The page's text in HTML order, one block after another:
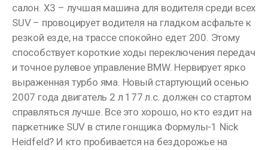
салон. X3 – лучшая машина для водителя среди всех
SUV – провоцирует водителя на гладком асфальте к
резкой езде, на трассе спокойно едет 200. Этому
способствует короткие ходы переключения передач
и точное рулевое управление BMW. Нервирует ярко
выраженная турбо яма. Новый стартующий осенью
2007 года двигатель 2 л 177 л.с. должен со стартом
справляться лучше. Все это хорошо, но кто ездит на
паркетнике SUV в стиле гонщика Формулы-1 Nick
Heidfeld? И кто пробивается на бездорожье на